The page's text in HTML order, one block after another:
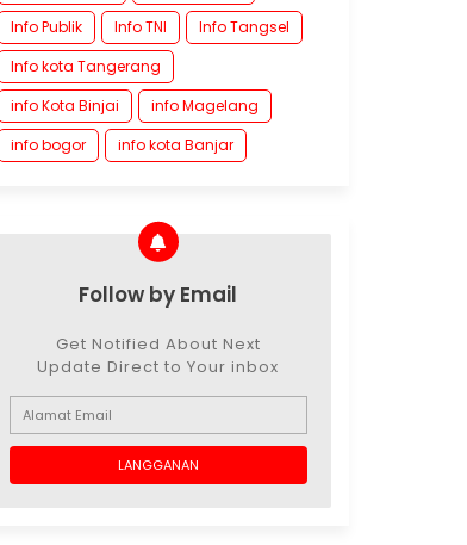
Info Publik
Info TNI
Info Tangsel
Info kota Tangerang
info Kota Binjai
info Magelang
info bogor
info kota Banjar
Follow by Email
Get Notified About Next
Update Direct to Your inbox